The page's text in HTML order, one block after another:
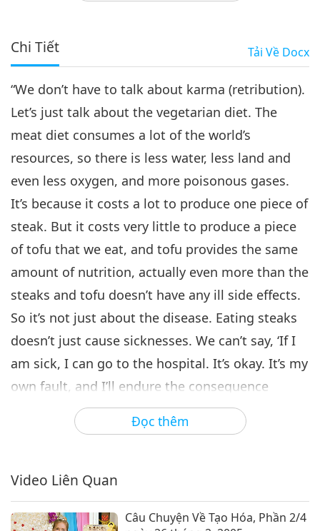
Chi Tiết Tải Về Docx
Đọc thêm
“We don’t have to talk about karma (retribution).
Let’s just talk about the vegetarian diet. The
meat diet consumes a lot of the world’s
resources, so there is less water, less land and
even less oxygen, and more poisonous gases.
It’s because it costs a lot to produce one piece of
steak. But it costs very little to produce a piece
of tofu that we eat, and tofu provides the same
amount of nutrition, actually even more than the
steaks and tofu doesn’t have any ill side effects.
So it’s not just about the disease. Eating steaks
doesn’t just cause sicknesses. We can’t say, ‘If I
am sick, I can go to the hospital. It’s okay. It’s my
own fault, and I’ll endure the consequence
myself.’ No. It will affect other people and the
whole world. It’s because meat eating hurts a lot
global warming.” “I say ‘vegan’ because as
explained earlier, this really is the way we need
to go to stop the greenhouse gases and the
Video Liên Quan
Câu Chuyện Về Tạo Hóa, Phần 2/4